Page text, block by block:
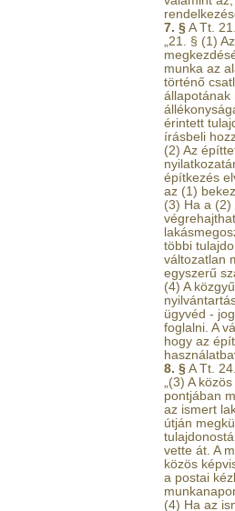
7. § A Tt.
„21. § (1)
munka az
történő
állapotának
érintett
írásbeli
(2) Az
építkezés
az (1)
(3) Ha a
többi
változatlan
egyszerű
(4) A
ügyvéd -
foglalni. A
hogy az
8. § A Tt.
„(3) A
pontjában
az ismert
útján
vette át. A
közös
a postai
(4) Ha az